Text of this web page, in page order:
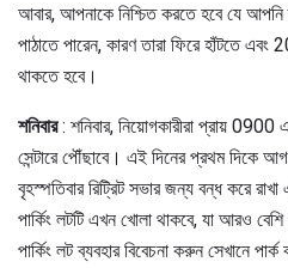
আবার, আপনাকে নিশ্চিত করতে হবে যে
পাঠাতে পারেন, কারণ তারা ফিরে হাঁটতে
থাকতে হবে।
শনিবার: শনিবার, নিয়োগকারীরা প্রায় 0900
সেন্টারে পৌঁছাবে। এই দিনের প্রথম দিকে
বৃহস্পতিবার রিট্রিট সভার জন্য বন্ধ করে
পার্কিং লটটি এখন খোলা থাকবে, যা আরও
পার্কিং লট ব্যবহার বিবেচনা করুন সেখানে